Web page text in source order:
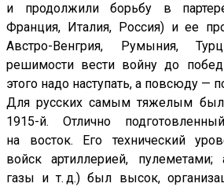
и продолжили борьбу в
Франция, Италия, Россия) и ее
Австро-Венгрия, Румыния,
решимости вести войну до
этого надо наступать, а повсюду —
Для русских самым тяжелым
1915-й. Отлично
на восток. Его технический
войск артиллерией,
газы и т. д.) был высок,